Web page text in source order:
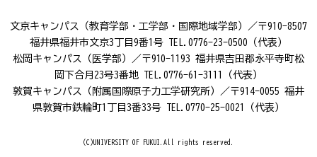
文京キャンパス（教育学部・工学部・国際地域学部）／〒910-8507
福井県福井市文京3丁目9番1号 TEL.0776-23-0500（代表）
松岡キャンパス（医学部）／〒910-1193 福井県吉田郡永平寺町松
岡下合月23号3番地 TEL.0776-61-3111（代表）
敦賀キャンパス（附属国際原子力工学研究所）／〒914-0055 福井
県敦賀市鉄輪町1丁目3番33号 TEL.0770-25-0021（代表）
(C)UNIVERSITY OF FUKUI.All rights reserved.